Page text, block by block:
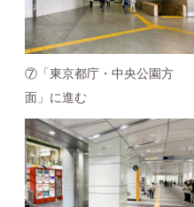
⑦「東京都庁・中央公園方
面」に進む